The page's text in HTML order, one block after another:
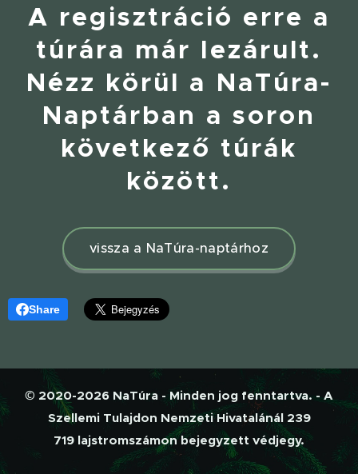
A regisztráció erre a
túrára már lezárult.
Nézz körül a NaTúra-
Naptárban a soron
következő túrák
között.
vissza a NaTúra-naptárhoz
Share
© 2020-2026 NaTúra - Minden jog fenntartva. - A
Szellemi Tulajdon Nemzeti Hivatalánál 239
719 lajstromszámon bejegyzett védjegy.